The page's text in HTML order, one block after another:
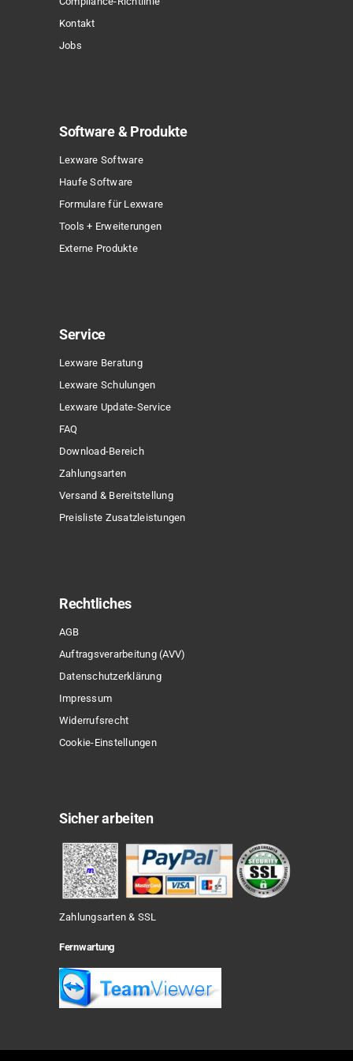
Sonderpreis
Kontakt
Jobs
Software & Produkte
Lexware Software
Haufe Software
Formulare für Lexware
Tools + Erweiterungen
Externe Produkte
Service
Lexware Beratung
Lexware Schulungen
Lexware Update-Service
FAQ
Download-Bereich
Zahlungsarten
Versand & Bereitstellung
Preisliste Zusatzleistungen
Rechtliches
AGB
Auftragsverarbeitung (AVV)
Datenschutzerklärung
Impressum
Widerrufsrecht
Cookie-Einstellungen
Sicher arbeiten
Zahlungsarten & SSL
Fernwartung